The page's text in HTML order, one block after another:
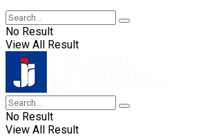
No Result
View All Result
No Result
View All Result